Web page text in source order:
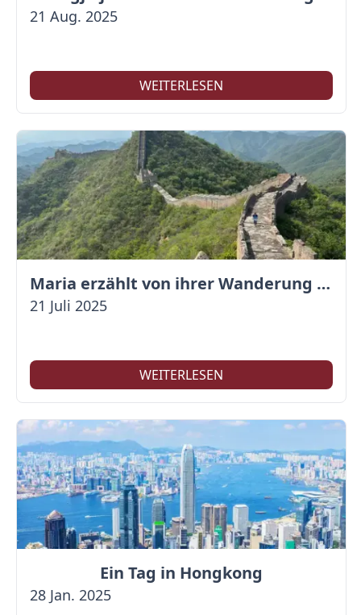
21 Aug. 2025
WEITERLESEN
Maria erzählt von ihrer Wanderung auf der Großen Mauer
21 Juli 2025
WEITERLESEN
Ein Tag in Hongkong
28 Jan. 2025